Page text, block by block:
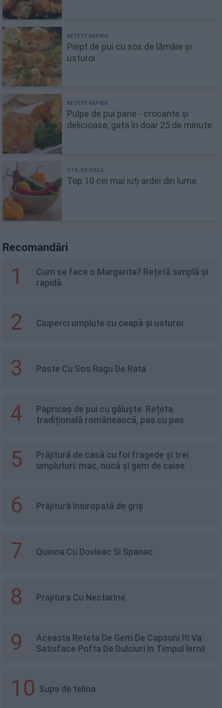
Piept de pui cu sos de lămâie și
usturoi
Pulpe de pui pane - crocante și
delicioase, gata în doar 25 de minute
Top 10 cei mai iuți ardei din lume
Recomandări
1
Cum se face o Margarita? Rețetă simplă și
rapidă
2 Ciuperci umplute cu ceapă și usturoi
3 Paste Cu Sos Ragu De Rata
4
Papricaș de pui cu găluște. Rețeta
tradițională românească, pas cu pas
5
Prăjitură de casă cu foi fragede și trei
umpluturi: mac, nucă și gem de caise
6 Prăjitură însiropată de griș
7 Quinoa Cu Dovleac Si Spanac
8 Prajitura Cu Nectarine
9
Aceasta Reteta De Gem De Capsuni Iti Va
Satisface Pofta De Dulciuri In Timpul Iernii
10 Supa de telina